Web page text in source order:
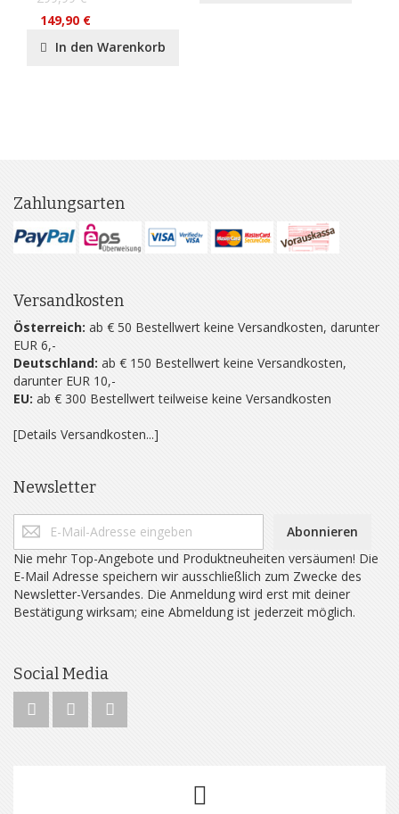
149,90 €
In den Warenkorb
Zahlungsarten
Versandkosten
Österreich: ab € 50 Bestellwert keine Versandkosten, darunter
EUR 6,-
Deutschland: ab € 150 Bestellwert keine Versandkosten,
darunter EUR 10,-
EU: ab € 300 Bestellwert teilweise keine Versandkosten
[Details Versandkosten...]
Newsletter
Abonnieren
Nie mehr Top-Angebote und Produktneuheiten versäumen! Die
E-Mail Adresse speichern wir ausschließlich zum Zwecke des
Newsletter-Versandes. Die Anmeldung wird erst mit deiner
Bestätigung wirksam; eine Abmeldung ist jederzeit möglich.
Social Media